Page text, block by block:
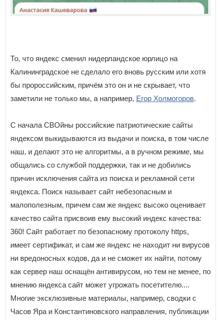
То, что яндекс сменил нидерландское юрлицо на
Калининградское не сделало его вновь русским или хотя
бы пророссийским, причём это он и не скрывает, что
заметили не только мы, а например, Егор Холмогоров.
С начала СВОйны российские патриотические сайты
яндексом выкидываются из выдачи и поиска, в том числе
наш, и делают это не алгоритмы, а в ручном режиме, мы
общались со службой поддержки, так и не добились
причин исключения сайта из поиска и рекламной сети
яндекса. Поиск называет сайт небезопасным и
малополезным, причем сам же яндекс высоко оценивает
качество сайта присвоив ему высокий индекс качества:
360! Сайт работает по безопасному протоколу https,
имеет сертификат, и сам же яндекс не находит ни вирусов
ни вредоносных кодов, да и не сможет их найти, потому
как сервер наш оснащён антивирусом, но тем не менее, по
мнению яндекса сайт может угрожать посетителю....
Многие эксклюзивные материалы, например, сводки с
Часов Яра и Константиновского направления, публикации